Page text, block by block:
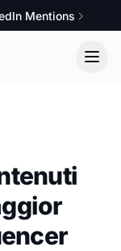
Mentions